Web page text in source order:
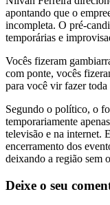
apontando que o
incompleta. O pré-
temporárias e
Vocês fizeram
com ponte, vocês
para você vir fazer toda
Segundo o político, o
temporariamente
televisão e na internet.
encerramento dos
deixando a região sem
Deixe o seu